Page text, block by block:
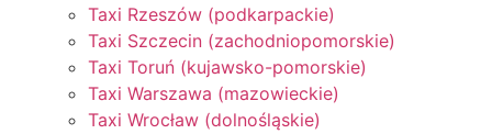
Taxi Rzeszów (podkarpackie)
Taxi Szczecin (zachodniopomorskie)
Taxi Toruń (kujawsko-pomorskie)
Taxi Warszawa (mazowieckie)
Taxi Wrocław (dolnośląskie)